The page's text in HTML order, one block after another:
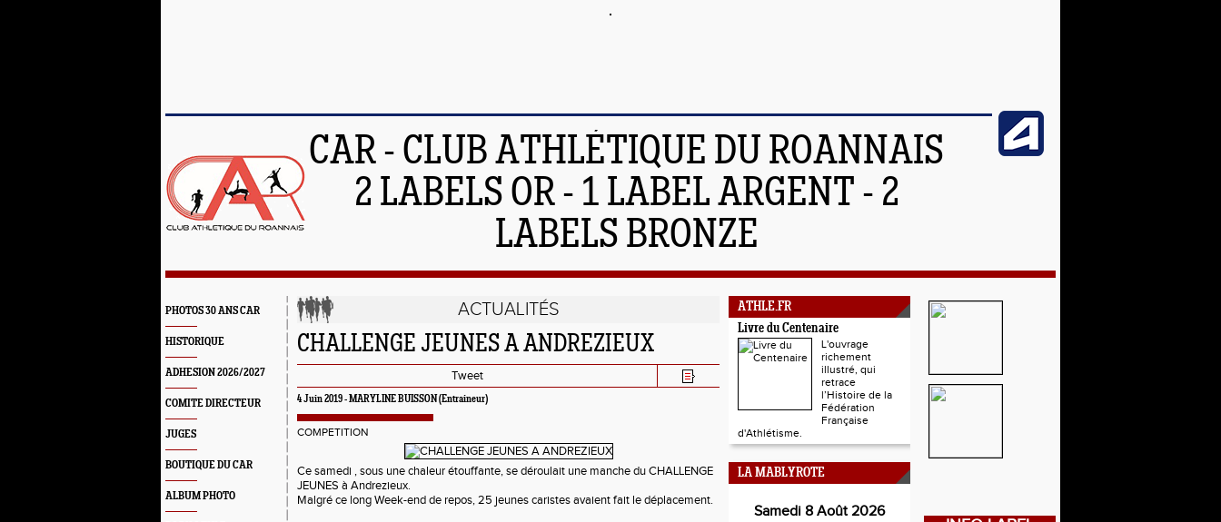
CAR - CLUB ATHLÉTIQUE DU ROANNAIS
2 LABELS OR - 1 LABEL ARGENT - 2
LABELS BRONZE
PHOTOS 30 ANS CAR
HISTORIQUE
ADHESION 2026/2027
COMITE DIRECTEUR
JUGES
BOUTIQUE DU CAR
ALBUM PHOTO
ACTUALITÉS
CHALLENGE JEUNES A ANDREZIEUX
Tweet
4 Juin 2019 -MARYLINE BUISSON (Entraineur)
COMPETITION
Ce samedi , sous une chaleur étouffante, se déroulait une manche du CHALLENGE
JEUNES à Andrezieux.
Malgré ce long Week-end de repos, 25 jeunes caristes avaient fait le déplacement.
ATHLE.FR
Livre du Centenaire
L'ouvrage
richement
illustré, qui
retrace
l’Histoire de la
Fédération
Française
d'Athlétisme.
LA MABLYROTE
Samedi 8 Août 2026